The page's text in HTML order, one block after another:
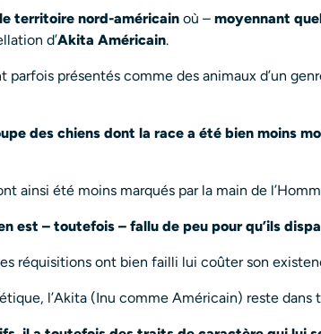
territoire nord-américain où – moyennant
d’Akita Américain.
parfois présentés comme des animaux d’un
des chiens dont la race a été bien moins
ainsi été moins marqués par la main de
est – toutefois – fallu de peu pour qu’ils
réquisitions ont bien failli lui coûter son
l’Akita (Inu comme Américain) reste dans